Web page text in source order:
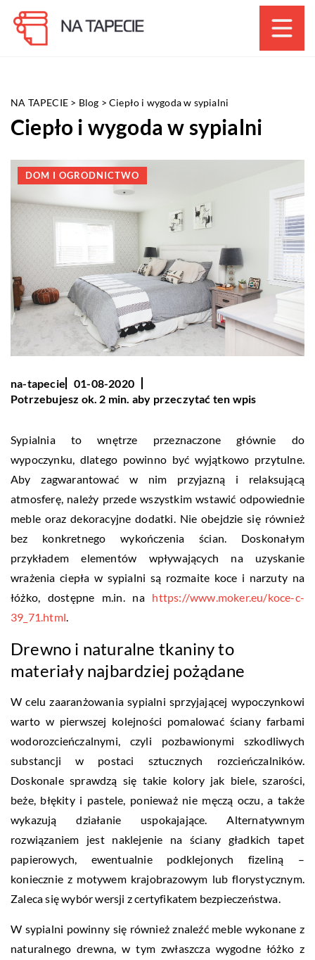
NA TAPECIE > Blog >Ciepło i wygoda w sypialni
Ciepło i wygoda w sypialni
DOM I OGRODNICTWO
na-tapecie
01-08-2020
Potrzebujesz ok. 2 min. aby przeczytać ten wpis
Sypialnia to wnętrze przeznaczone głównie do
wypoczynku, dlatego powinno być wyjątkowo przytulne.
Aby zagwarantować w nim przyjazną i relaksującą
atmosferę, należy przede wszystkim wstawić odpowiednie
meble oraz dekoracyjne dodatki. Nie obejdzie się również
bez konkretnego wykończenia ścian. Doskonałym
przykładem elementów wpływających na uzyskanie
wrażenia ciepła w sypialni są rozmaite koce i narzuty na
łóżko, dostępne m.in. na https://www.moker.eu/koce-c-
39_71.html
Drewno i naturalne tkaniny to
materiały najbardziej pożądane
W celu zaaranżowania sypialni sprzyjającej wypoczynkowi
warto w pierwszej kolejności pomalować ściany farbami
wodorozcieńczalnymi, czyli pozbawionymi szkodliwych
substancji w postaci sztucznych rozcieńczalników.
Doskonale sprawdzą się takie kolory jak biele, szarości,
beże, błękity i pastele, ponieważ nie męczą oczu, a także
wykazują działanie uspokajające. Alternatywnym
rozwiązaniem jest naklejenie na ściany gładkich tapet
papierowych, ewentualnie podklejonych fizeliną –
koniecznie z motywem krajobrazowym lub florystycznym.
Zaleca się wybór wersji z certyfikatem bezpieczeństwa.
W sypialni powinny się również znaleźć meble wykonane z
naturalnego drewna, w tym zwłaszcza wygodne łóżko z